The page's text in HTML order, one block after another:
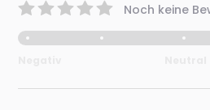
Noch keine